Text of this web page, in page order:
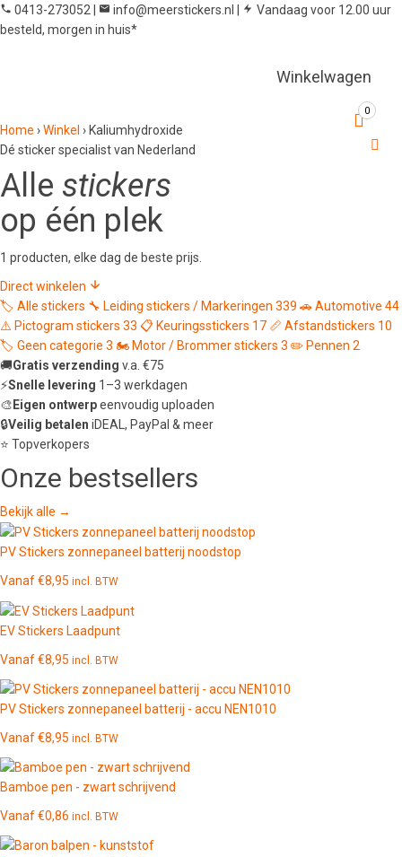
0413-273052 info@meerstickers.nl
Vandaag voor 12.00 uur
besteld, morgen in huis*
Winkelwagen
0
Home ›Winkel › Kaliumhydroxide
Dé sticker specialist van Nederland
Alle stickers
op één plek
1 producten, elke dag de beste prijs.
Direct winkelen
🏷️ Alle stickers 🔧 Leiding stickers / Markeringen 339 🚗Automotive 44
⚠️ Pictogram stickers 33 📋 Keuringsstickers 17 📏 Afstandstickers 10
🏷️ Geen categorie 3 🏍️ Motor / Brommer stickers 3 ✏️ Pennen 2
🚚Gratis verzending v.a. €75
⚡Snelle levering 1–3 werkdagen
🎨 Eigen ontwerpeenvoudig uploaden
🔒Veilig betalen iDEAL, PayPal & meer
⭐ Topverkopers
Onze bestsellers
Bekijk alle →
PV Stickers zonnepaneel batterij noodstop
Vanaf€8,95 incl. BTW
EV Stickers Laadpunt
Vanaf€8,95 incl. BTW
PV Stickers zonnepaneel batterij - accu NEN1010
Vanaf€8,95 incl. BTW
Bamboe pen - zwart schrijvend
Vanaf€0,86 incl. BTW